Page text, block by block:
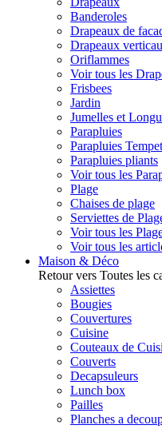
Banderoles
Drapeaux de
Drapeaux
Oriflammes
Voir tous les
Frisbees
Jardin
Jumelles et
Parapluies
Parapluies
Parapluies pliants
Voir tous les
Plage
Chaises de plage
Serviettes de
Voir tous les
Voir tous les
Maison & Déco
Retour vers Toutes les
Assiettes
Bougies
Couvertures
Cuisine
Couteaux de
Couverts
Decapsuleurs
Lunch box
Pailles
Planches a